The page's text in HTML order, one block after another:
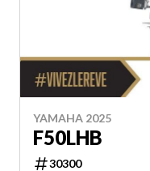
YAMAHA 2025
F50LHB
30300